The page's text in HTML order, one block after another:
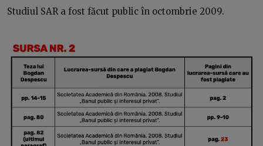
Studiul SAR a fost făcut public în octombrie 2009.